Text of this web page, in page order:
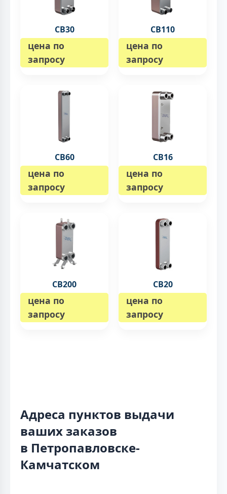
CB30
цена по
запросу
CB110
цена по
запросу
CB60
цена по
запросу
CB16
цена по
запросу
CB200
цена по
запросу
CB20
цена по
запросу
Адреса пунктов выдачи
ваших заказов
в Петропавловске-
Камчатском